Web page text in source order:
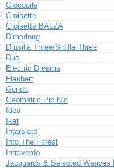
Crocodile
Croisette
Croisette BALZA
Dimodong
Drusilla Three/Sibilla Three
Duo
Electric Dreams
Flaubert
Genoa
Geometric Pic Nic
Idea
Ikat
Intarsiato
Into The Forest
Intraverdo
Jacquards & Selected Weaves II